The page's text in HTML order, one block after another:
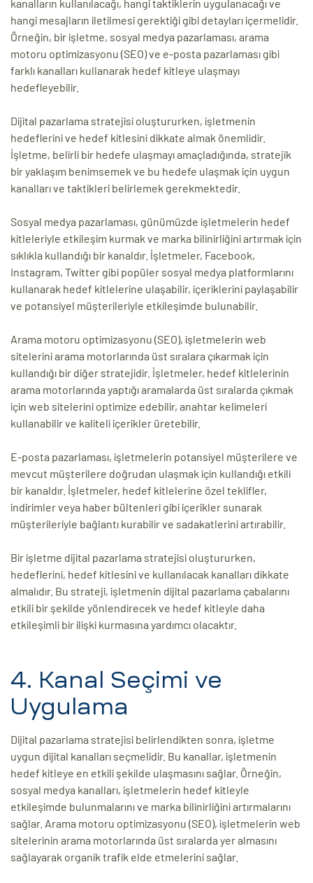
kanalların kullanılacağı, hangi taktiklerin uygulanacağı ve
hangi mesajların iletilmesi gerektiği gibi detayları içermelidir.
Örneğin, bir işletme, sosyal medya pazarlaması, arama
motoru optimizasyonu (SEO) ve e-posta pazarlaması gibi
farklı kanalları kullanarak hedef kitleye ulaşmayı
hedefleyebilir.
Dijital pazarlama stratejisi oluştururken, işletmenin
hedeflerini ve hedef kitlesini dikkate almak önemlidir.
İşletme, belirli bir hedefe ulaşmayı amaçladığında, stratejik
bir yaklaşım benimsemek ve bu hedefe ulaşmak için uygun
kanalları ve taktikleri belirlemek gerekmektedir.
Sosyal medya pazarlaması, günümüzde işletmelerin hedef
kitleleriyle etkileşim kurmak ve marka bilinirliğini artırmak için
sıklıkla kullandığı bir kanaldır. İşletmeler, Facebook,
Instagram, Twitter gibi popüler sosyal medya platformlarını
kullanarak hedef kitlelerine ulaşabilir, içeriklerini paylaşabilir
ve potansiyel müşterileriyle etkileşimde bulunabilir.
Arama motoru optimizasyonu (SEO), işletmelerin web
sitelerini arama motorlarında üst sıralara çıkarmak için
kullandığı bir diğer stratejidir. İşletmeler, hedef kitlelerinin
arama motorlarında yaptığı aramalarda üst sıralarda çıkmak
için web sitelerini optimize edebilir, anahtar kelimeleri
kullanabilir ve kaliteli içerikler üretebilir.
E-posta pazarlaması, işletmelerin potansiyel müşterilere ve
mevcut müşterilere doğrudan ulaşmak için kullandığı etkili
bir kanaldır. İşletmeler, hedef kitlelerine özel teklifler,
indirimler veya haber bültenleri gibi içerikler sunarak
müşterileriyle bağlantı kurabilir ve sadakatlerini artırabilir.
Bir işletme dijital pazarlama stratejisi oluştururken,
hedeflerini, hedef kitlesini ve kullanılacak kanalları dikkate
almalıdır. Bu strateji, işletmenin dijital pazarlama çabalarını
etkili bir şekilde yönlendirecek ve hedef kitleyle daha
etkileşimli bir ilişki kurmasına yardımcı olacaktır.
4. Kanal Seçimi ve
Uygulama
Dijital pazarlama stratejisi belirlendikten sonra, işletme
uygun dijital kanalları seçmelidir. Bu kanallar, işletmenin
hedef kitleye en etkili şekilde ulaşmasını sağlar. Örneğin,
sosyal medya kanalları, işletmelerin hedef kitleyle
etkileşimde bulunmalarını ve marka bilinirliğini artırmalarını
sağlar. Arama motoru optimizasyonu (SEO), işletmelerin web
sitelerinin arama motorlarında üst sıralarda yer almasını
sağlayarak organik trafik elde etmelerini sağlar.